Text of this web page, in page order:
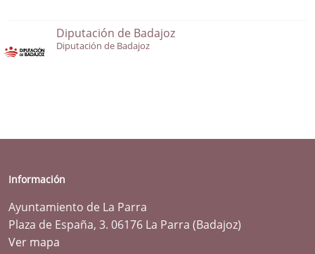
Diputación de Badajoz
Diputación de Badajoz
Información
Ayuntamiento de La Parra
Plaza de España, 3. 06176 La Parra (Badajoz)
Ver mapa